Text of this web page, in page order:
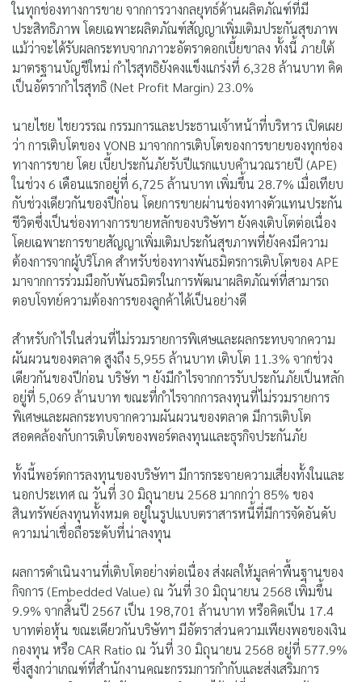
ในทุกช่องทางการขาย จากการวางกลยุทธ์ด้านผลิตภัณฑ์ที่มี
ประสิทธิภาพ โดยเฉพาะผลิตภัณฑ์สัญญาเพิ่มเติมประกันสุขภาพ
แม้ว่าจะได้รับผลกระทบจากภาวะอัตราดอกเบี้ยขาลง ทั้งนี้ ภายใต้
มาตรฐานบัญชีใหม่ กำไรสุทธิยังคงแข็งแกร่งที่ 6,328 ล้านบาท คิด
เป็นอัตรากำไรสุทธิ (Net Profit Margin) 23.0%
นายไชย ไชยวรรณ กรรมการและประธานเจ้าหน้าที่บริหาร เปิดเผย
ว่า การเติบโตของ VONB มาจากการเติบโตของการขายของทุกช่อง
ทางการขาย โดย เบี้ยประกันภัยรับปีแรกแบบคำนวณรายปี (APE)
ในช่วง 6 เดือนแรกอยู่ที่ 6,725 ล้านบาท เพิ่มขึ้น 28.7% เมื่อเทียบ
กับช่วงเดียวกันของปีก่อน โดยการขายผ่านช่องทางตัวแทนประกัน
ชีวิตซึ่งเป็นช่องทางการขายหลักของบริษัทฯ ยังคงเติบโตต่อเนื่อง
โดยเฉพาะการขายสัญญาเพิ่มเติมประกันสุขภาพที่ยังคงมีความ
ต้องการจากผู้บริโภค สำหรับช่องทางพันธมิตรการเติบโตของ APE
มาจากการร่วมมือกับพันธมิตรในการพัฒนาผลิตภัณฑ์ที่สามารถ
ตอบโจทย์ความต้องการของลูกค้าได้เป็นอย่างดี
สำหรับกำไรในส่วนที่ไม่รวมรายการพิเศษและผลกระทบจากความ
ผันผวนของตลาด สูงถึง 5,955 ล้านบาท เติบโต 11.3% จากช่วง
เดียวกันของปีก่อน บริษัท ฯ ยังมีกำไรจากการรับประกันภัยเป็นหลัก
อยู่ที่ 5,069 ล้านบาท ขณะที่กำไรจากการลงทุนที่ไม่รวมรายการ
พิเศษและผลกระทบจากความผันผวนของตลาด มีการเติบโต
สอดคล้องกับการเติบโตของพอร์ตลงทุนและธุรกิจประกันภัย
ทั้งนี้พอร์ตการลงทุนของบริษัทฯ มีการกระจายความเสี่ยงทั้งในและ
นอกประเทศ ณ วันที่ 30 มิถุนายน 2568 มากกว่า 85% ของ
สินทรัพย์ลงทุนทั้งหมด อยู่ในรูปแบบตราสารหนี้ที่มีการจัดอันดับ
ความน่าเชื่อถือระดับที่น่าลงทุน
ผลการดำเนินงานที่เติบโตอย่างต่อเนื่อง ส่งผลให้มูลค่าพื้นฐานของ
กิจการ (Embedded Value) ณ วันที่ 30 มิถุนายน 2568 เพิ่มขึ้น
9.9% จากสิ้นปี 2567 เป็น 198,701 ล้านบาท หรือคิดเป็น 17.4
บาทต่อหุ้น ขณะเดียวกันบริษัทฯ มีอัตราส่วนความเพียงพอของเงิน
กองทุน หรือ CAR Ratio ณ วันที่ 30 มิถุนายน 2568 อยู่ที่ 577.9%
ซึ่งสูงกว่าเกณฑ์ที่สำนักงานคณะกรรมการกำกับและส่งเสริมการ